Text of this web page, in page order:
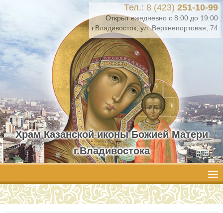
Тел.: 8 (423) 251-10-99
Открыт ежедневно с 8:00 до 19:00
г.Владивосток, ул. Верхнепортовая, 74
Храм Казанской иконы Божией Матери
г.Владивостока